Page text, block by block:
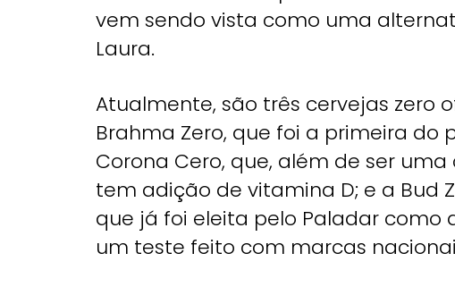
vem sendo vista como uma
Laura.
Atualmente, são três cervejas zero
Brahma Zero, que foi a primeira do
Corona Cero, que, além de ser
tem adição de vitamina D; e a Bud
que já foi eleita pelo Paladar como
um teste feito com marcas